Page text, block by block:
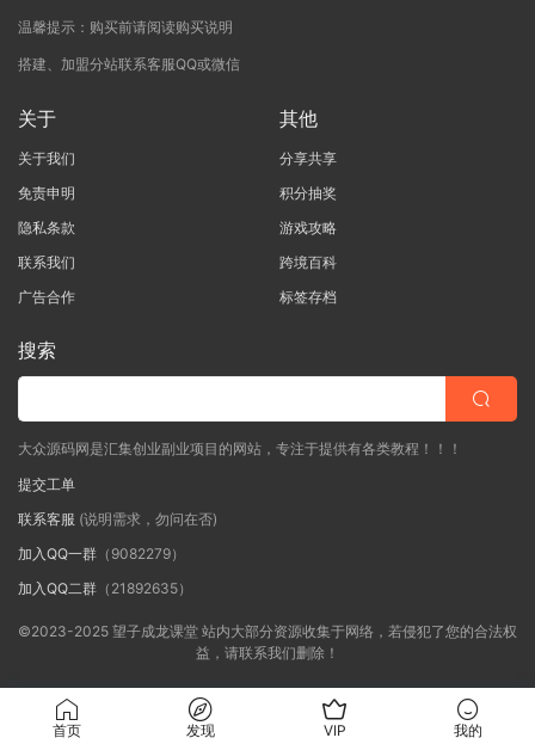
温馨提示：购买前请阅读购买说明
搭建、加盟分站联系客服QQ或微信
关于
关于我们
免责申明
隐私条款
联系我们
广告合作
其他
分享共享
积分抽奖
游戏攻略
跨境百科
标签存档
搜索
大众源码网是汇集创业副业项目的网站，专注于提供有各类教程！！！
提交工单
联系客服 (说明需求，勿问在否)
加入QQ一群 （9082279）
加入QQ二群 （21892635）
©2023-2025 望子成龙课堂 站内大部分资源收集于网络，若侵犯了您的合法权
益，请联系我们删除！
首页 发现 VIP 我的